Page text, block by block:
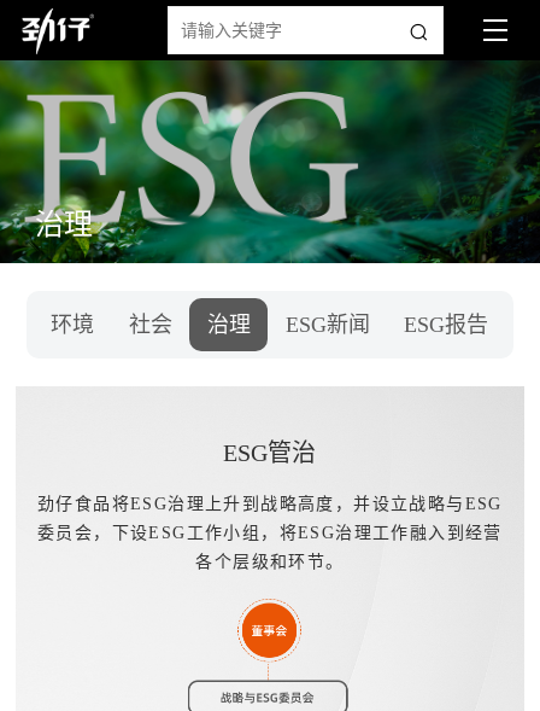
治理
环境 社会 治理 ESG新闻 ESG报告
ESG管治
劲仔食品将ESG治理上升到战略高度，并设立战略与ESG
委员会，下设ESG工作小组，将ESG治理工作融入到经营
各个层级和环节。